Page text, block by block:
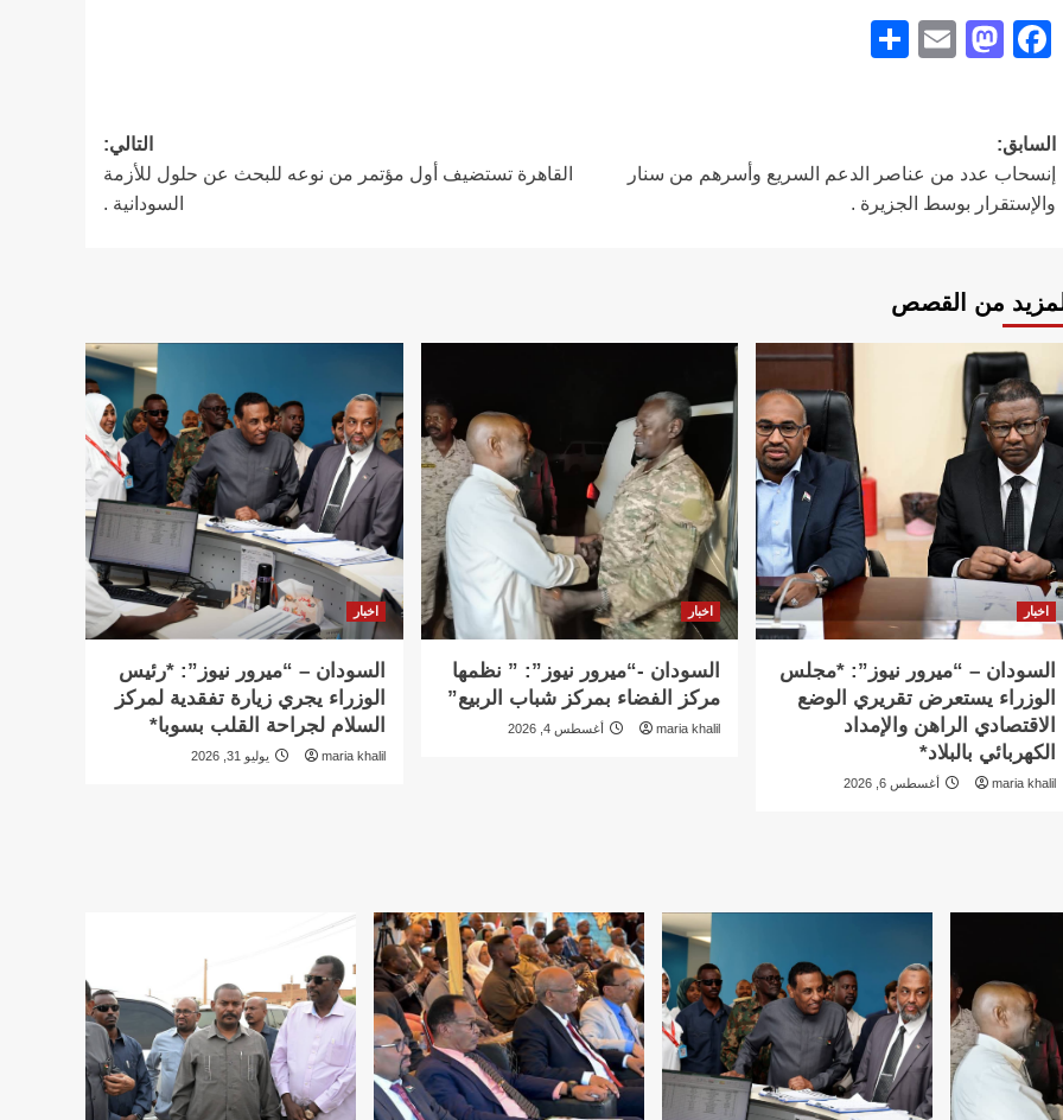
Facebook
Mastodon
Email
تصفّح
المقالات
السابق:
إنسحاب عدد من عناصر الدعم السريع وأسرهم من سنار
والإستقرار بوسط الجزيرة .
التالي:
القاهرة تستضيف أول مؤتمر من نوعه للبحث عن حلول للأزمة
السودانية .
من القصص
اخبار
السودان – “ميرور نيوز”: *مجلس
الوزراء يستعرض تقريري الوضع
الاقتصادي الراهن والإمداد
الكهربائي بالبلاد*
maria khalil أغسطس 6, 2026
اخبار
السودان -“ميرور نيوز”: ” نظمها
مركز الفضاء بمركز شباب الربيع”
maria khalil أغسطس 4, 2026
اخبار
السودان – “ميرور نيوز”: *رئيس
الوزراء يجري زيارة تفقدية لمركز
السلام لجراحة القلب بسوبا*
maria khalil يوليو 31, 2026